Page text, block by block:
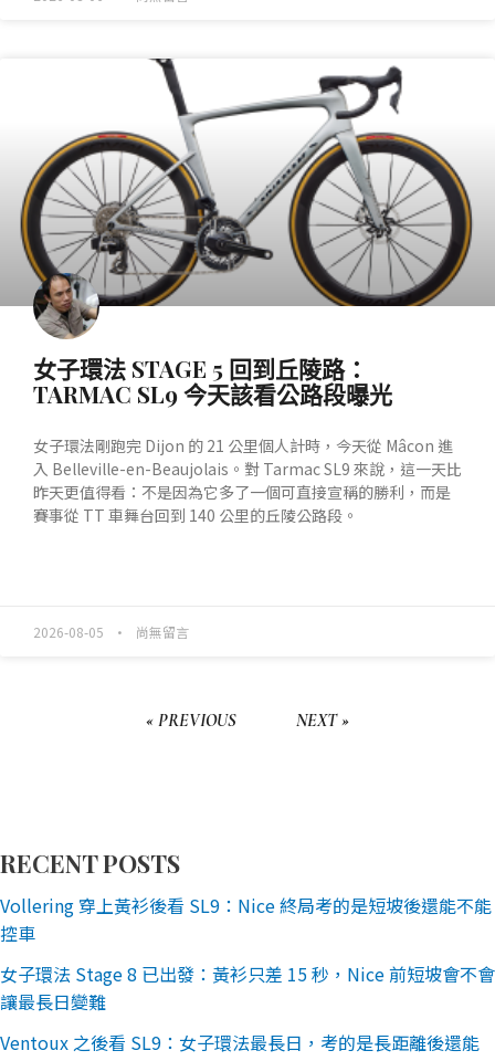
女子環法 STAGE 5 回到丘陵路：
TARMAC SL9 今天該看公路段曝光
女子環法剛跑完 Dijon 的 21 公里個人計時，今天從 Mâcon 進
入 Belleville-en-Beaujolais。對 Tarmac SL9 來說，這一天比
昨天更值得看：不是因為它多了一個可直接宣稱的勝利，而是
賽事從 TT 車舞台回到 140 公里的丘陵公路段。
2026-08-05 尚無留言
« PREVIOUS NEXT »
RECENT POSTS
Vollering 穿上黃衫後看 SL9：Nice 終局考的是短坡後還能不能
控車
女子環法 Stage 8 已出發：黃衫只差 15 秒，Nice 前短坡會不會
讓最長日變難
Ventoux 之後看 SL9：女子環法最長日，考的是長距離後還能